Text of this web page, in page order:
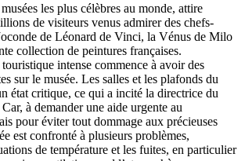
les plus célèbres au monde, attire
de visiteurs venus admirer des chefs-
de Léonard de Vinci, la Vénus de Milo
collection de peintures françaises.
intense commence à avoir des
sur le musée. Les salles et les plafonds du
état critique, ce qui a incité la directrice du
à demander une aide urgente au
pour éviter tout dommage aux précieuses
est confronté à plusieurs problèmes,
de température et les fuites, en particulier